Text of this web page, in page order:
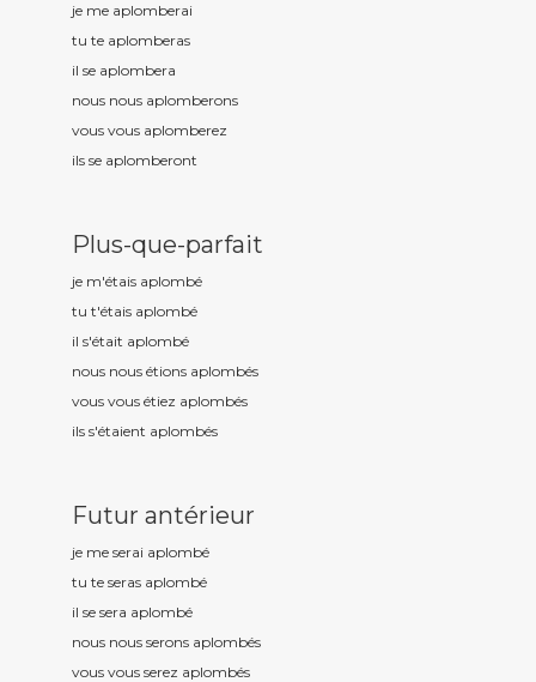
je me aplomberai
tu te aplomberas
il se aplombera
nous nous aplomberons
vous vous aplomberez
ils se aplomberont
Plus-que-parfait
je m'étais aplombé
tu t'étais aplombé
il s'était aplombé
nous nous étions aplombés
vous vous étiez aplombés
ils s'étaient aplombés
Futur antérieur
je me serai aplombé
tu te seras aplombé
il se sera aplombé
nous nous serons aplombés
vous vous serez aplombés